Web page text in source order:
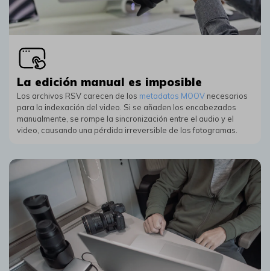
La edición manual es imposible
Los archivos RSV carecen de los metadatos MOOVnecesarios
para la indexación del video.󠀲󠀦󠀩󠀳 Si se añaden los encabezados
manualmente, se rompe la sincronización entre el audio y el
video, causando una pérdida irreversible de los fotogramas.󠀲󠀧󠀠󠀳